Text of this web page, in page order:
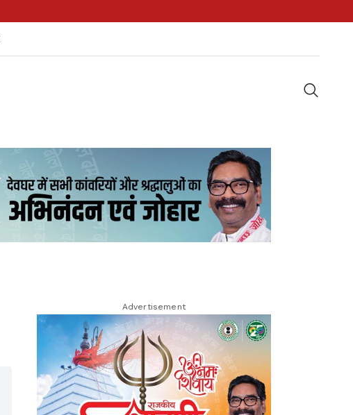
Advertisement